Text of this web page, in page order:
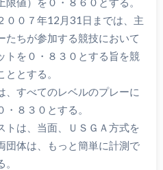
０７年12月31日までは、主
たちが参加する競技において
トを０・８３０とする旨を競
とする。
すべてのレベルのプレーに
８３０とする。
は、当面、ＵＳＧＡ方式を
団体は、もっと簡単に計測で